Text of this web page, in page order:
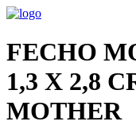
FECHO
1,3 X 2,8
MOTHER